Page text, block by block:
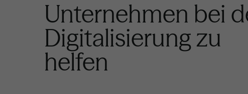
Unternehmen bei
Digitalisierung zu
helfen